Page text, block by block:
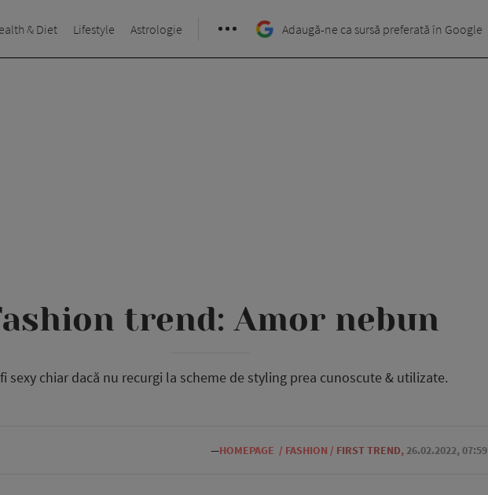
& Diet Lifestyle Astrologie Adaugă-ne ca sursă preferată în Google
trend: Amor nebun
sexy chiar dacă nu recurgi la scheme de styling prea cunoscute & utilizate.
—HOMEPAGE / FASHION / FIRST TREND, 26.02.2022, 07:59